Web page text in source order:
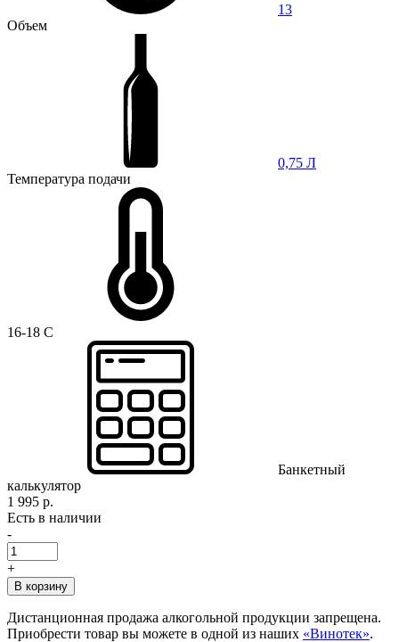
13
Объем
0,75 Л
Температура подачи
16-18 C
Банкетный
калькулятор
1 995 р.
Есть в наличии
-
+
В корзину
Дистанционная продажа алкогольной продукции запрещена.
Приобрести товар вы можете в одной из наших «Винотек».